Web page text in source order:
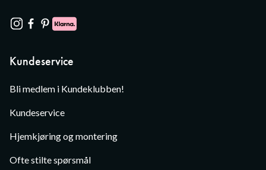
Kundeservice
Bli medlem i Kundeklubben!
Kundeservice
Hjemkjøring og montering
Ofte stilte spørsmål